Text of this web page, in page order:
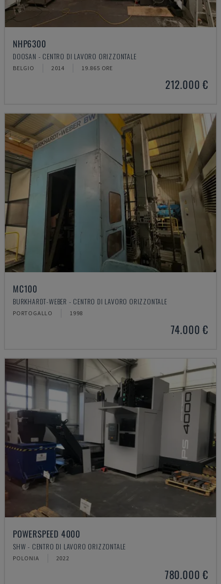
NHP6300
DOOSAN - CENTRO DI LAVORO ORIZZONTALE
BELGIO 2014 19.865 ORE
212.000 €
MC100
BURKHARDT-WEBER - CENTRO DI LAVORO ORIZZONTALE
PORTOGALLO 1998
74.000 €
POWERSPEED 4000
SHW - CENTRO DI LAVORO ORIZZONTALE
POLONIA 2022
780.000 €